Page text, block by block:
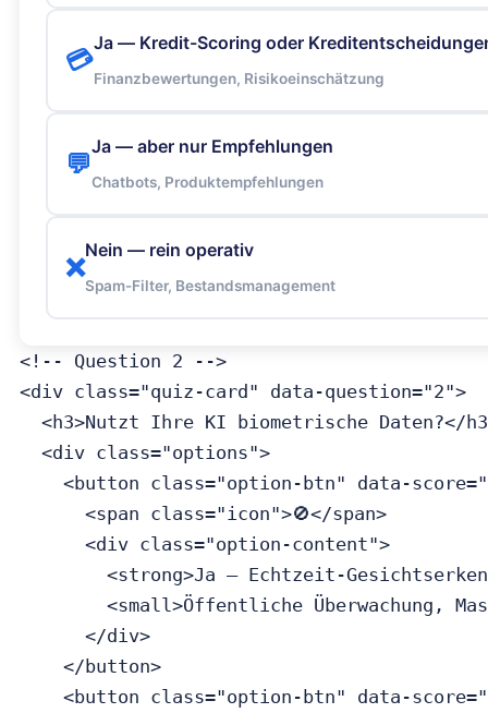
💳
Ja — Kredit-Scoring oder
Finanzbewertungen, Risikoeinschätzung
💬
Ja — aber nur Empfehlungen
Chatbots, Produktempfehlungen
❌
Nein — rein operativ
Spam-Filter, Bestandsmanagement
<!-- Question 2 -->
<div class="quiz-card" data-question="2">
<h3>Nutzt Ihre KI biometrische Daten?</
  <div class="options">
<button class="option-btn" data-
      <span class="icon">🚫</span>
      <div class="option-content">
<strong>Ja — Echtzeit-
<small>Öffentliche Überwachung,
      </div>
    </button>
<button class="option-btn" data-